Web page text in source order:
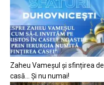
Zaheu Vameșul și sfințirea de
casă… Și nu numai!